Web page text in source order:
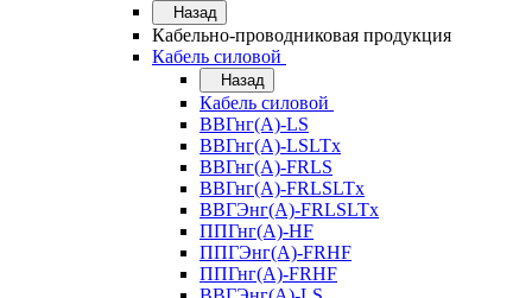
Назад
Кабельно-проводниковая продукция
Кабель силовой
Назад
Кабель силовой
ВВГнг(А)-LS
ВВГнг(А)-LSLTx
ВВГнг(А)-FRLS
ВВГнг(А)-FRLSLTx
ВВГЭнг(А)-FRLSLTx
ППГнг(А)-HF
ППГЭнг(А)-FRHF
ППГнг(А)-FRHF